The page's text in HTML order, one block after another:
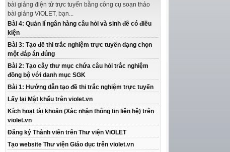
bài giảng điện tử trực tuyến bằng công cụ soạn thảo
bài giảng ViOLET, bạn...
Bài 4: Quản lí ngân hàng câu hỏi và sinh đề có điều
kiện
Bài 3: Tạo đề thi trắc nghiệm trực tuyến dạng chọn
một đáp án đúng
Bài 2: Tạo cây thư mục chứa câu hỏi trắc nghiệm
đồng bộ với danh mục SGK
Bài 1: Hướng dẫn tạo đề thi trắc nghiệm trực tuyến
Lấy lại Mật khẩu trên violet.vn
Kích hoạt tài khoản (Xác nhận thông tin liên hệ) trên
violet.vn
Đăng ký Thành viên trên Thư viện ViOLET
Tạo website Thư viện Giáo dục trên violet.vn